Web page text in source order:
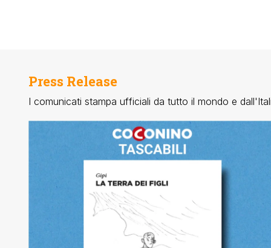
Press Release
I comunicati stampa ufficiali da tutto il mondo e